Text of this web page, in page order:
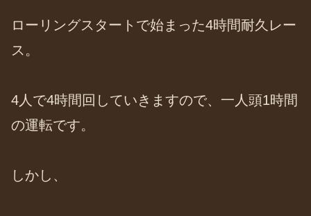
ローリングスタートで始まった4時間耐久レー
ス。
4人で4時間回していきますので、一人頭1時間
の運転です。
しかし、